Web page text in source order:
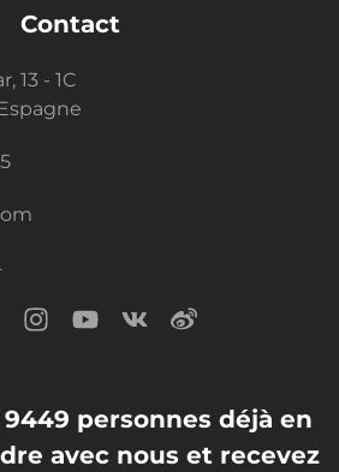
Contact
13 - 1C
personnes déjà en
avec nous et recevez